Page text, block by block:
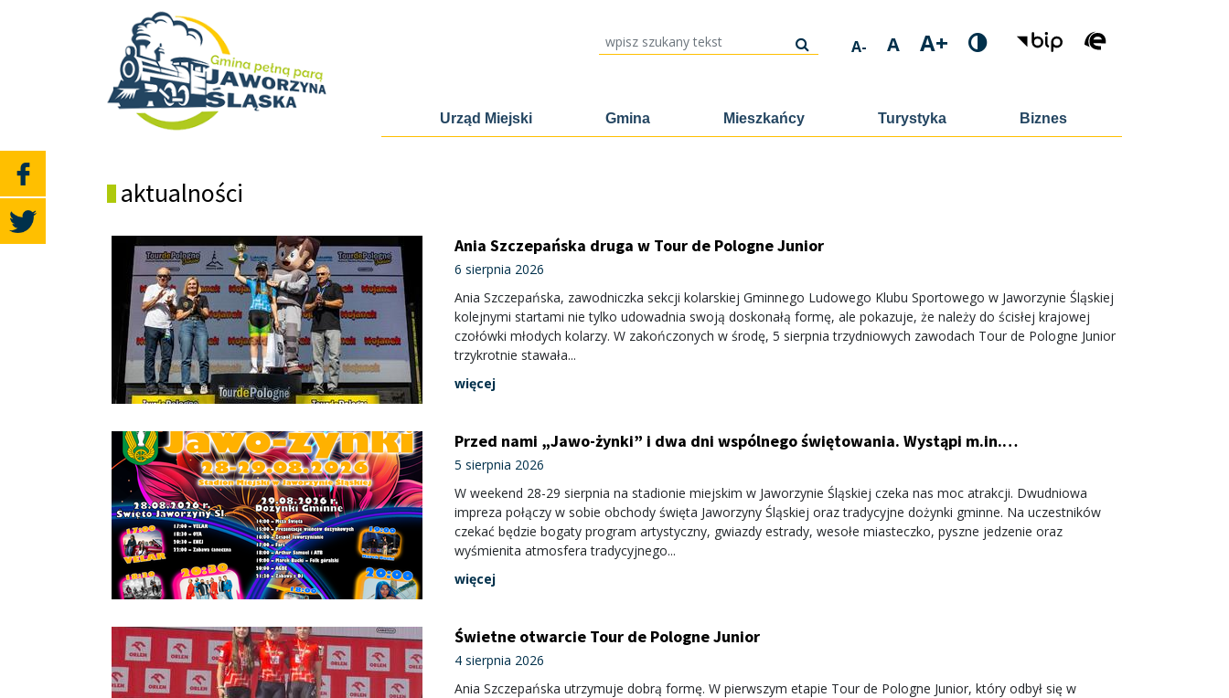
wpisz szukany tekst A- A A+
Urząd Miejski Gmina Mieszkańcy Turystyka Biznes
aktualności
Ania Szczepańska druga w Tour de Pologne Junior
6 sierpnia 2026
Ania Szczepańska, zawodniczka sekcji kolarskiej Gminnego Ludowego Klubu Sportowego w Jaworzynie Śląskiej
kolejnymi startami nie tylko udowadnia swoją doskonałą formę, ale pokazuje, że należy do ścisłej krajowej
czołówki młodych kolarzy. W zakończonych w środę, 5 sierpnia trzydniowych zawodach Tour de Pologne Junior
trzykrotnie stawała...
więcej
Przed nami „Jawo-żynki” i dwa dni wspólnego świętowania. Wystąpi m.in.
„Enej”
5 sierpnia 2026
W weekend 28-29 sierpnia na stadionie miejskim w Jaworzynie Śląskiej czeka nas moc atrakcji. Dwudniowa
impreza połączy w sobie obchody święta Jaworzyny Śląskiej oraz tradycyjne dożynki gminne. Na uczestników
czekać będzie bogaty program artystyczny, gwiazdy estrady, wesołe miasteczko, pyszne jedzenie oraz
wyśmienita atmosfera tradycyjnego...
więcej
Świetne otwarcie Tour de Pologne Junior
4 sierpnia 2026
Ania Szczepańska utrzymuje dobrą formę. W pierwszym etapie Tour de Pologne Junior, który odbył się w